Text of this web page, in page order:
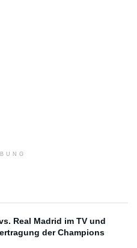
Real Madrid im TV und
der Champions